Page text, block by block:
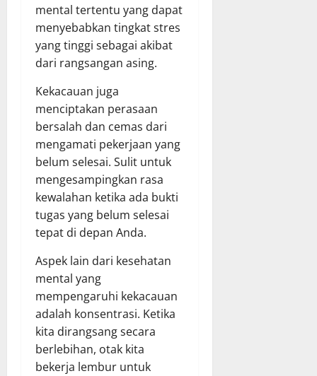
mental tertentu yang dapat
menyebabkan tingkat stres
yang tinggi sebagai akibat
dari rangsangan asing.
Kekacauan juga
menciptakan perasaan
bersalah dan cemas dari
mengamati pekerjaan yang
belum selesai. Sulit untuk
mengesampingkan rasa
kewalahan ketika ada bukti
tugas yang belum selesai
tepat di depan Anda.
Aspek lain dari kesehatan
mental yang
mempengaruhi kekacauan
adalah konsentrasi. Ketika
kita dirangsang secara
berlebihan, otak kita
bekerja lembur untuk